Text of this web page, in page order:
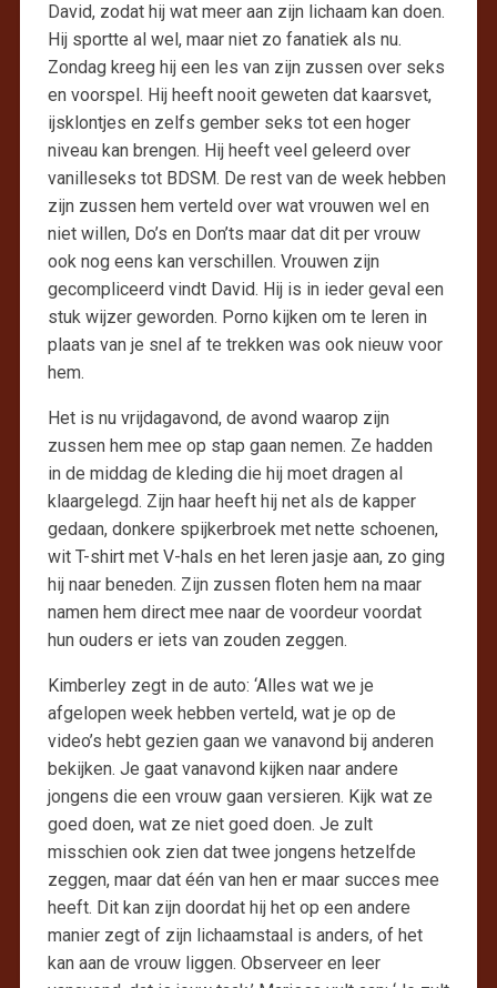
David, zodat hij wat meer aan zijn lichaam kan doen.
Hij sportte al wel, maar niet zo fanatiek als nu.
Zondag kreeg hij een les van zijn zussen over seks
en voorspel. Hij heeft nooit geweten dat kaarsvet,
ijsklontjes en zelfs gember seks tot een hoger
niveau kan brengen. Hij heeft veel geleerd over
vanilleseks tot BDSM. De rest van de week hebben
zijn zussen hem verteld over wat vrouwen wel en
niet willen, Do’s en Don’ts maar dat dit per vrouw
ook nog eens kan verschillen. Vrouwen zijn
gecompliceerd vindt David. Hij is in ieder geval een
stuk wijzer geworden. Porno kijken om te leren in
plaats van je snel af te trekken was ook nieuw voor
hem.
Het is nu vrijdagavond, de avond waarop zijn
zussen hem mee op stap gaan nemen. Ze hadden
in de middag de kleding die hij moet dragen al
klaargelegd. Zijn haar heeft hij net als de kapper
gedaan, donkere spijkerbroek met nette schoenen,
wit T-shirt met V-hals en het leren jasje aan, zo ging
hij naar beneden. Zijn zussen floten hem na maar
namen hem direct mee naar de voordeur voordat
hun ouders er iets van zouden zeggen.
Kimberley zegt in de auto: ‘Alles wat we je
afgelopen week hebben verteld, wat je op de
video’s hebt gezien gaan we vanavond bij anderen
bekijken. Je gaat vanavond kijken naar andere
jongens die een vrouw gaan versieren. Kijk wat ze
goed doen, wat ze niet goed doen. Je zult
misschien ook zien dat twee jongens hetzelfde
zeggen, maar dat één van hen er maar succes mee
heeft. Dit kan zijn doordat hij het op een andere
manier zegt of zijn lichaamstaal is anders, of het
kan aan de vrouw liggen. Observeer en leer